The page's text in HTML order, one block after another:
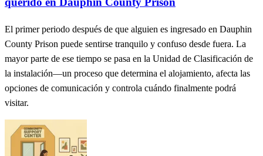
El primer periodo después de que alguien es ingresado en Dauphin
County Prison puede sentirse tranquilo y confuso desde fuera. La
mayor parte de ese tiempo se pasa en la Unidad de Clasificación de
la instalación—un proceso que determina el alojamiento, afecta las
opciones de comunicación y controla cuándo finalmente podrá
visitar.